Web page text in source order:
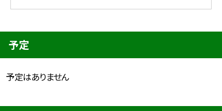
予定
予定はありません